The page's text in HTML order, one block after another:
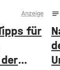
Anzeige
für
notes